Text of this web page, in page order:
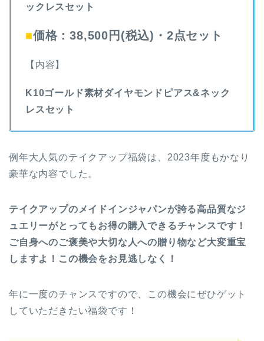
ックレスセット
■価格：38,500円(税込)・2点セット
【内容】
K10ゴールド素材ダイヤモンドピアス&ネック
レスセット
例年大人気のテイクアップ福袋は、2023年度もかなり
豪華な内容でした。
テイクアップのメイドインジャパンが誇る高品質なジ
ュエリーがとってもお得の購入できるチャンスです！
ご自身へのご褒美や大切な人への贈り物など大変重宝
しますよ！この機会をお見逃しなく！
年に一度のチャンスですので、この機会にぜひゲット
していただきたい福袋です！